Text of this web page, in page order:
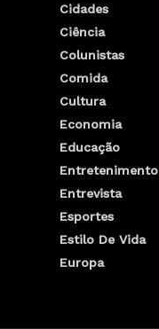
Cidades
Ciência
Colunistas
Comida
Cultura
Economia
Educação
Entretenimento
Entrevista
Esportes
Estilo De Vida
Europa